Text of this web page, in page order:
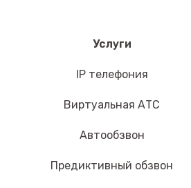
Услуги
IP телефония
Виртуальная АТС
Автообзвон
Предиктивный обзвон